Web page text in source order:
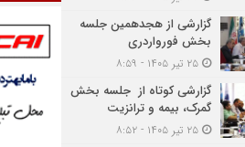
گزارشی از هجدهمین جلسه
بخش فورواردری
۲۵ تیر ۱۴۰۵ - ۸:۵۹
گزارشی کوتاه از جلسه بخش
گمرک، بیمه و ترانزیت
۲۵ تیر ۱۴۰۵ - ۸:۵۲